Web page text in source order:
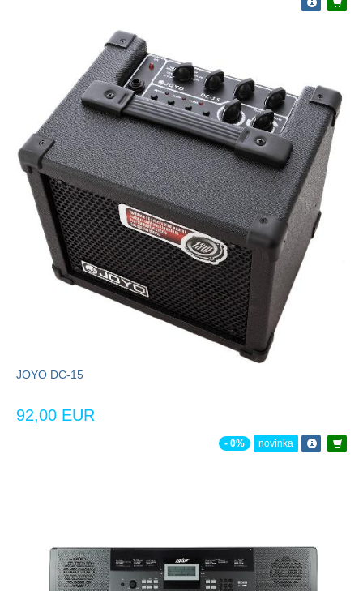
JOYO DC-15
92,00 EUR
- 0% novinka